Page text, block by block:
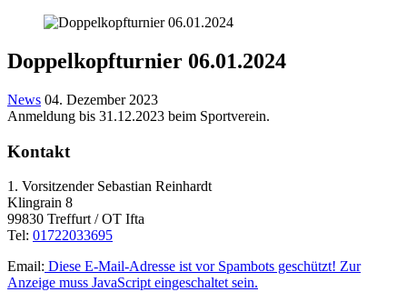
Doppelkopfturnier 06.01.2024
News 04. Dezember 2023
Anmeldung bis 31.12.2023 beim Sportverein.
Kontakt
1. Vorsitzender Sebastian Reinhardt
Klingrain 8
99830 Treffurt / OT Ifta
Tel: 01722033695
Email: Diese E-Mail-Adresse ist vor Spambots geschützt! Zur
Anzeige muss JavaScript eingeschaltet sein.